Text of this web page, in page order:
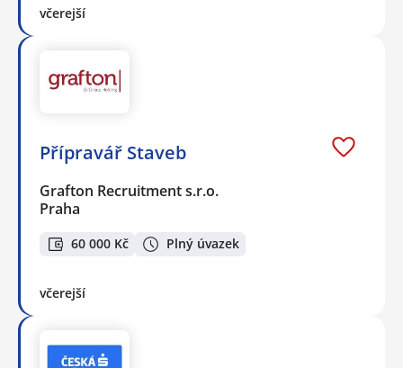
včerejší
Přípravář Staveb
Grafton Recruitment s.r.o.
Praha
60 000 Kč Plný úvazek
včerejší